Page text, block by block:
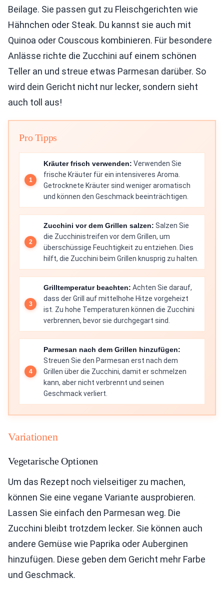
Beilage. Sie passen gut zu Fleischgerichten wie
Hähnchen oder Steak. Du kannst sie auch mit
Quinoa oder Couscous kombinieren. Für besondere
Anlässe richte die Zucchini auf einem schönen
Teller an und streue etwas Parmesan darüber. So
wird dein Gericht nicht nur lecker, sondern sieht
auch toll aus!
Pro Tipps
Kräuter frisch verwenden: Verwenden Sie
frische Kräuter für ein intensiveres Aroma.
Getrocknete Kräuter sind weniger aromatisch
und können den Geschmack beeinträchtigen.
Zucchini vor dem Grillen salzen: Salzen Sie
die Zucchinistreifen vor dem Grillen, um
überschüssige Feuchtigkeit zu entziehen. Dies
hilft, die Zucchini beim Grillen knusprig zu halten.
Grilltemperatur beachten: Achten Sie darauf,
dass der Grill auf mittelhohe Hitze vorgeheizt
ist. Zu hohe Temperaturen können die Zucchini
verbrennen, bevor sie durchgegart sind.
Parmesan nach dem Grillen hinzufügen:
Streuen Sie den Parmesan erst nach dem
Grillen über die Zucchini, damit er schmelzen
kann, aber nicht verbrennt und seinen
Geschmack verliert.
Variationen
Vegetarische Optionen
Um das Rezept noch vielseitiger zu machen,
können Sie eine vegane Variante ausprobieren.
Lassen Sie einfach den Parmesan weg. Die
Zucchini bleibt trotzdem lecker. Sie können auch
andere Gemüse wie Paprika oder Auberginen
hinzufügen. Diese geben dem Gericht mehr Farbe
und Geschmack.